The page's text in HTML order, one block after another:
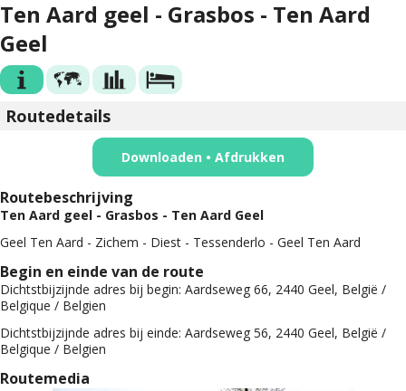
Ten Aard geel - Grasbos - Ten Aard
Geel
Routedetails
Downloaden • Afdrukken
Routebeschrijving
Ten Aard geel - Grasbos - Ten Aard Geel
Geel Ten Aard - Zichem - Diest - Tessenderlo - Geel Ten Aard
Begin en einde van de route
Dichtstbijzijnde adres bij begin: Aardseweg 66, 2440 Geel, België /
Belgique / Belgien
Dichtstbijzijnde adres bij einde: Aardseweg 56, 2440 Geel, België /
Belgique / Belgien
Routemedia